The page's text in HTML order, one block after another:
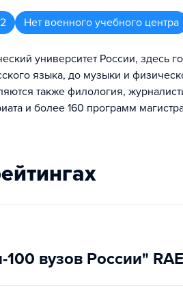
Нет военного учебного центра
университет России, здесь
языка, до музыки и
также филология,
и более 160 программ
100 вузов России"